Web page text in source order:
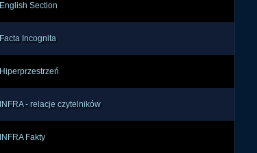
English Section
Facta Incognita
Hiperprzestrzeń
INFRA - relacje czytelników
INFRA Fakty